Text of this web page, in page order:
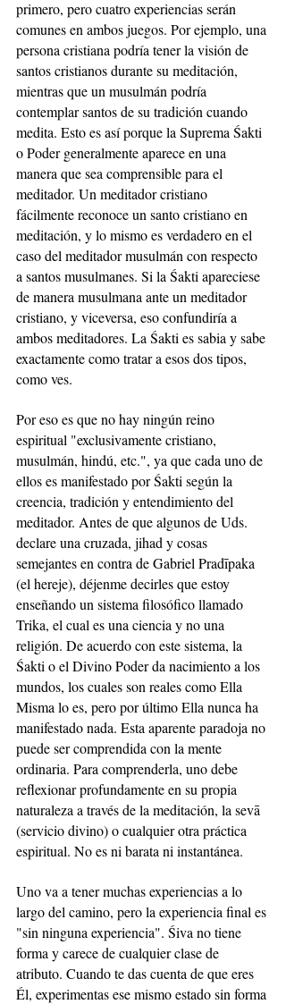
primero, pero cuatro experiencias serán
comunes en ambos juegos. Por ejemplo, una
persona cristiana podría tener la visión de
santos cristianos durante su meditación,
mientras que un musulmán podría
contemplar santos de su tradición cuando
medita. Esto es así porque la Suprema Śakti
o Poder generalmente aparece en una
manera que sea comprensible para el
meditador. Un meditador cristiano
fácilmente reconoce un santo cristiano en
meditación, y lo mismo es verdadero en el
caso del meditador musulmán con respecto
a santos musulmanes. Si la Śakti apareciese
de manera musulmana ante un meditador
cristiano, y viceversa, eso confundiría a
ambos meditadores. La Śakti es sabia y sabe
exactamente como tratar a esos dos tipos,
como ves.
Por eso es que no hay ningún reino
espiritual "exclusivamente cristiano,
musulmán, hindú, etc.", ya que cada uno de
ellos es manifestado por Śakti según la
creencia, tradición y entendimiento del
meditador. Antes de que algunos de Uds.
declare una cruzada, jihad y cosas
semejantes en contra de Gabriel Pradīpaka
(el hereje), déjenme decirles que estoy
enseñando un sistema filosófico llamado
Trika, el cual es una ciencia y no una
religión. De acuerdo con este sistema, la
Śakti o el Divino Poder da nacimiento a los
mundos, los cuales son reales como Ella
Misma lo es, pero por último Ella nunca ha
manifestado nada. Esta aparente paradoja no
puede ser comprendida con la mente
ordinaria. Para comprenderla, uno debe
reflexionar profundamente en su propia
naturaleza a través de la meditación, la sevā
(servicio divino) o cualquier otra práctica
espiritual. No es ni barata ni instantánea.
Uno va a tener muchas experiencias a lo
largo del camino, pero la experiencia final es
"sin ninguna experiencia". Śiva no tiene
forma y carece de cualquier clase de
atributo. Cuando te das cuenta de que eres
Él, experimentas ese mismo estado sin forma